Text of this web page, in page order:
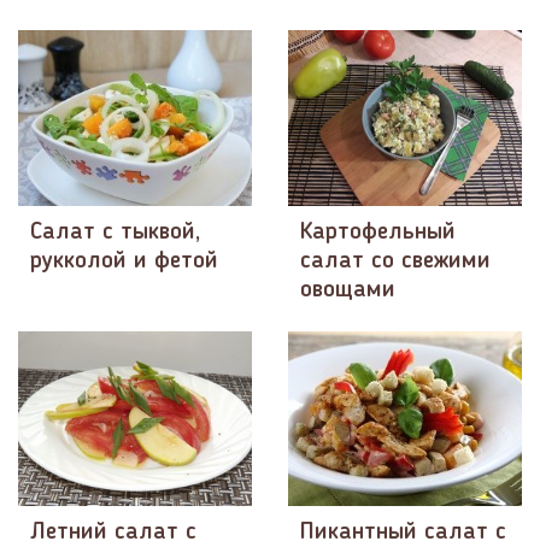
Салат с тыквой,
рукколой и фетой
Картофельный
салат со свежими
овощами
Летний салат с
Пикантный салат с